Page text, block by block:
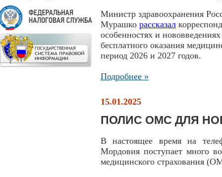
Министр здравоохранения
Мурашко рассказал
особенностях и
бесплатного оказания
период 2026 и 2027 годов.
Подробнее »
15.01.2025
ПОЛИС ОМС ДЛЯ
В настоящее время на
Мордовия поступает много
медицинского страхования